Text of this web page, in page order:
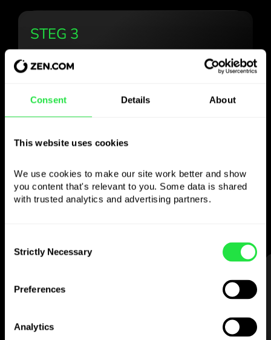
Consent Details About
This website uses cookies
We use cookies to make our site work better and show
you content that's relevant to you. Some data is shared
with trusted analytics and advertising partners.
Selection
Strictly Necessary
Preferences
Analytics
STEG 3
Använd den valda
valutan
Skicka pengar utomlands,
ta ut från bankomater utan